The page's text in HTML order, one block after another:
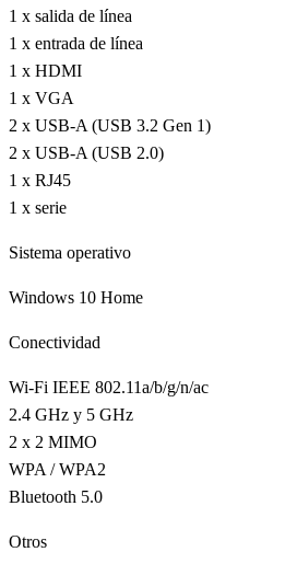
1 x salida de línea
1 x entrada de línea
1 x HDMI
1 x VGA
2 x USB-A (USB 3.2 Gen 1)
2 x USB-A (USB 2.0)
1 x RJ45
1 x serie
Sistema operativo
Windows 10 Home
Conectividad
Wi-Fi IEEE 802.11a/b/g/n/ac
2.4 GHz y 5 GHz
2 x 2 MIMO
WPA / WPA2
Bluetooth 5.0
Otros